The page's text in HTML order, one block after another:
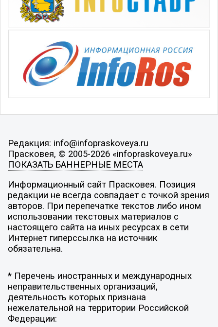
Редакция: info@infopraskoveya.ru
Прасковея, © 2005-2026 «infopraskoveya.ru»
ПОКАЗАТЬ БАННЕРНЫЕ МЕСТА
Информационный сайт Прасковея. Позиция
редакции не всегда совпадает с точкой зрения
авторов. При перепечатке текстов либо ином
использовании текстовых материалов с
настоящего сайта на иных ресурсах в сети
Интернет гиперссылка на источник
обязательна.
* Перечень иностранных и международных
неправительственных организаций,
деятельность которых признана
нежелательной на территории Российской
Федерации: